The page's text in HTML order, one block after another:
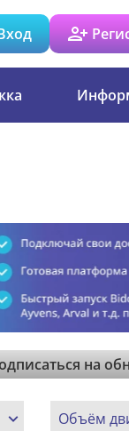
на
Объём